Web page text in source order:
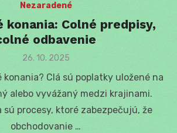
Nezaradené
konania: Colné predpisy,
odbavenie
Posted
26. 10. 2025
konania? Clá sú poplatky uložené na
alebo vyvážaný medzi krajinami.
sú procesy, ktoré zabezpečujú, že
obchodovanie …